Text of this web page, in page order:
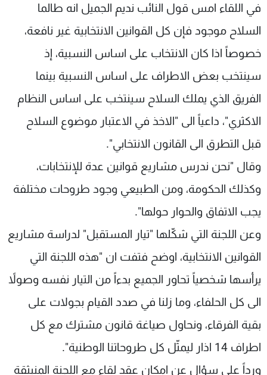
في اللقاء امس قول النائب نديم الجميل انه طالما
السلاح موجود فإن كل القوانين الانتخابية غير نافعة،
خصوصاً اذا كان الانتخاب على اساس النسبية، إذ
سينتخب بعض الاطراف على اساس النسبية بينما
الفريق الذي يملك السلاح سينتخب على اساس النظام
الاكثري"، داعياً الى "الاخذ في الاعتبار موضوع السلاح
قبل التطرق الى القانون الانتخابي".
وقال "نحن ندرس مشاريع قوانين عدة للإنتخابات،
وكذلك الحكومة، ومن الطبيعي وجود طروحات مختلفة
يجب الاتفاق والحوار حولها".
وعن اللجنة التي شكّلها "تيار المستقبل" لدراسة مشاريع
القوانين الانتخابية، اوضح فتفت ان "هذه اللجنة التي
يرأسها شخصياً تحاور الجميع بدءاً من التيار نفسه وصولاً
الى كل الحلفاء، وما زلنا في صدد القيام بجولات على
بقية الفرقاء، ونحاول صياغة قانون مشترك مع كل
اطراف 14 اذار ليمثّل كل طروحاتنا الوطنية".
ورداً على سؤال عن امكان عقد لقاء مع اللجنة المنبثقة